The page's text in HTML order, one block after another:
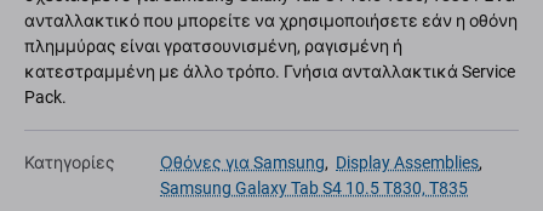
ανταλλακτικό που μπορείτε να χρησιμοποιήσετε εάν η οθόνη
πλημμύρας είναι γρατσουνισμένη, ραγισμένη ή
κατεστραμμένη με άλλο τρόπο. Γνήσια ανταλλακτικά Service
Pack.
Κατηγορίες Οθόνες για Samsung, Display Assemblies,
Samsung Galaxy Tab S4 10.5 T830, T835